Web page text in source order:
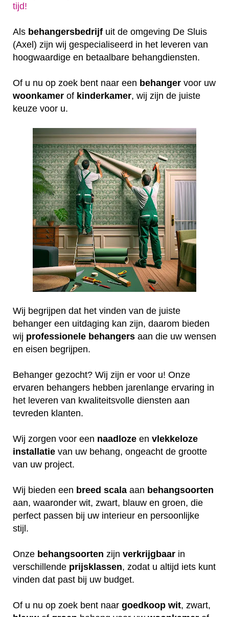
tijd!
Als behangersbedrijf uit de omgeving De Sluis
(Axel) zijn wij gespecialiseerd in het leveren van
hoogwaardige en betaalbare behangdiensten.
Of u nu op zoek bent naar een behanger voor uw
woonkamer of kinderkamer, wij zijn de juiste
keuze voor u.
Wij begrijpen dat het vinden van de juiste
behanger een uitdaging kan zijn, daarom bieden
wij professionele behangers aan die uw wensen
en eisen begrijpen.
Behanger gezocht? Wij zijn er voor u! Onze
ervaren behangers hebben jarenlange ervaring in
het leveren van kwaliteitsvolle diensten aan
tevreden klanten.
Wij zorgen voor een naadloze en vlekkeloze
installatie van uw behang, ongeacht de grootte
van uw project.
Wij bieden een breed scala aan behangsoorten
aan, waaronder wit, zwart, blauw en groen, die
perfect passen bij uw interieur en persoonlijke
stijl.
Onze behangsoorten zijn verkrijgbaar in
verschillende prijsklassen, zodat u altijd iets kunt
vinden dat past bij uw budget.
Of u nu op zoek bent naar goedkoop wit, zwart,